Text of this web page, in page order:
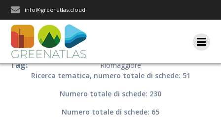
info@greenatlas.cloud
Tag:
Riomaggiore
Ricerca tematica, numero totale di schede: 51
Numero totale di schede: 230
Numero totale di schede: 65